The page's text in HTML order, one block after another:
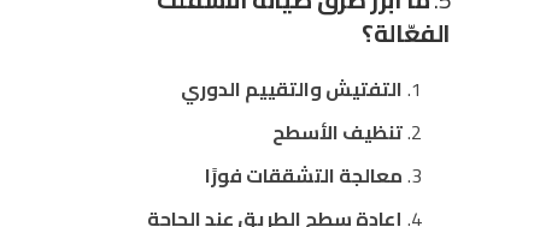
الفعّالة؟
التفتيش والتقييم الدوري
تنظيف الأسطح
معالجة التشققات فورًا
إعادة سطح الطريق عند الحاجة